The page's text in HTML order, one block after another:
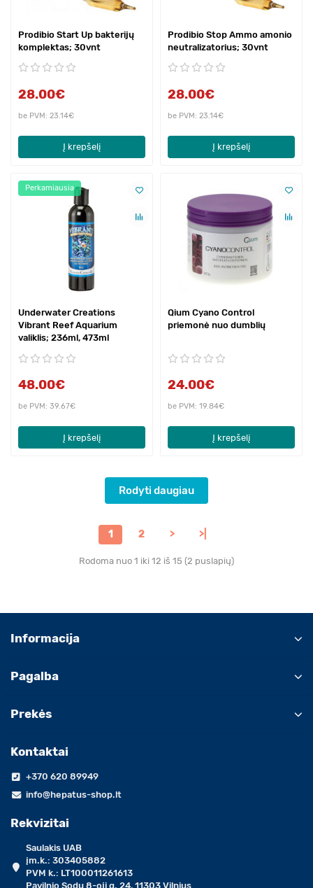
Prodibio Start Up bakterijų
komplektas; 30vnt
28.00€
be PVM: 23.14€
Į krepšelį
Prodibio Stop Ammo amonio
neutralizatorius; 30vnt
28.00€
be PVM: 23.14€
Į krepšelį
Perkamiausia
Underwater Creations
Vibrant Reef Aquarium
valiklis; 236ml, 473ml
48.00€
be PVM: 39.67€
Į krepšelį
Qium Cyano Control
priemonė nuo dumblių
24.00€
be PVM: 19.84€
Į krepšelį
Rodyti daugiau
1 2 > >|
Rodoma nuo 1 iki 12 iš 15 (2 puslapių)
Informacija
Pagalba
Prekės
Kontaktai
+370 620 89949
info@hepatus-shop.lt
Rekvizitai
Saulakis UAB
įm.k.: 303405882
PVM k.: LT100011261613
Pavilnio Sodų 8-oji g. 24, 11303 Vilnius